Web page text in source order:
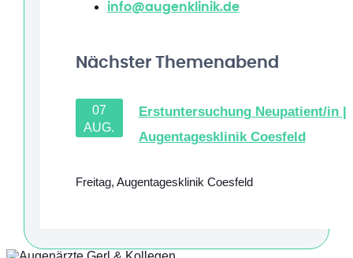
info@augenklinik.de
Nächster Themenabend
07
AUG.
Erstuntersuchung Neupatient/in |
Augentagesklinik Coesfeld
Freitag, Augentagesklinik Coesfeld